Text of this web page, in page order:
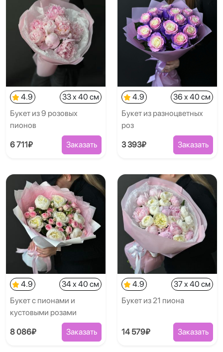
4.9
33 x 40 см
Букет из 9 розовых
пионов
6 711₽ Заказать
4.9
36 x 40 см
Букет из разноцветных
роз
3 393₽ Заказать
4.9
34 x 40 см
Букет с пионами и
кустовыми розами
8 086₽ Заказать
4.9
37 x 40 см
Букет из 21 пиона
14 579₽ Заказать